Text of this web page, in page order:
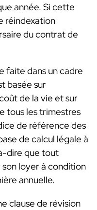
année. Si cette
réindexation
du contrat de
dans un cadre
basée sur
de la vie et sur
tous les trimestres
de référence des
de calcul légale à
dire que tout
loyer à condition
annuelle.
clause de révision